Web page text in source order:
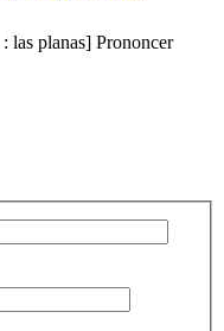
las planas] Prononcer